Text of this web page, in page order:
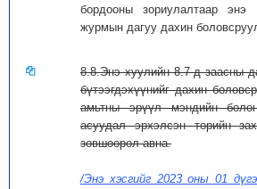
бордооны зориулалтаар энэ
журмын дагуу дахин
8.8.Энэ хуулийн 8.7-д заасны
бүтээгдэхүүнийг дахин
амьтны эрүүл мэндийн
асуудал эрхэлсэн төрийн
зөвшөөрөл авна.
/Энэ хэсгийг 2023 оны 01